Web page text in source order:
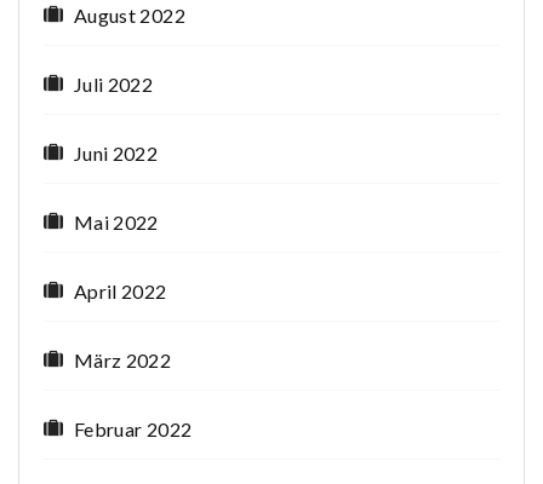
August 2022
Juli 2022
Juni 2022
Mai 2022
April 2022
März 2022
Februar 2022